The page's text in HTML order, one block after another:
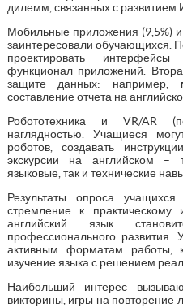
дилемм, связанных с развитием
Мобильные приложения (9,5%) и
заинтересовали обучающихся.
проектировать
функционал приложений.
защите данных: например,
составление отчета на
Робототехника и VR/AR
наглядностью. Учащиеся
роботов, создавать
экскурсии на английском –
языковые, так и технические
Результаты опроса
стремление к
английский язык
профессионального развития.
активным форматам работы,
изучение языка с решением
Наибольший интерес
викторины, игры на повторение